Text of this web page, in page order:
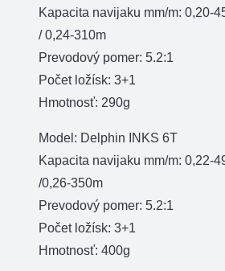
Kapacita navijaku mm/m: 0,20-
/ 0,24-310m
Prevodový pomer: 5.2:1
Počet ložísk: 3+1
Hmotnosť: 290g
Model: Delphin INKS 6T
Kapacita navijaku mm/m: 0,22-
/0,26-350m
Prevodový pomer: 5.2:1
Počet ložísk: 3+1
Hmotnosť: 400g